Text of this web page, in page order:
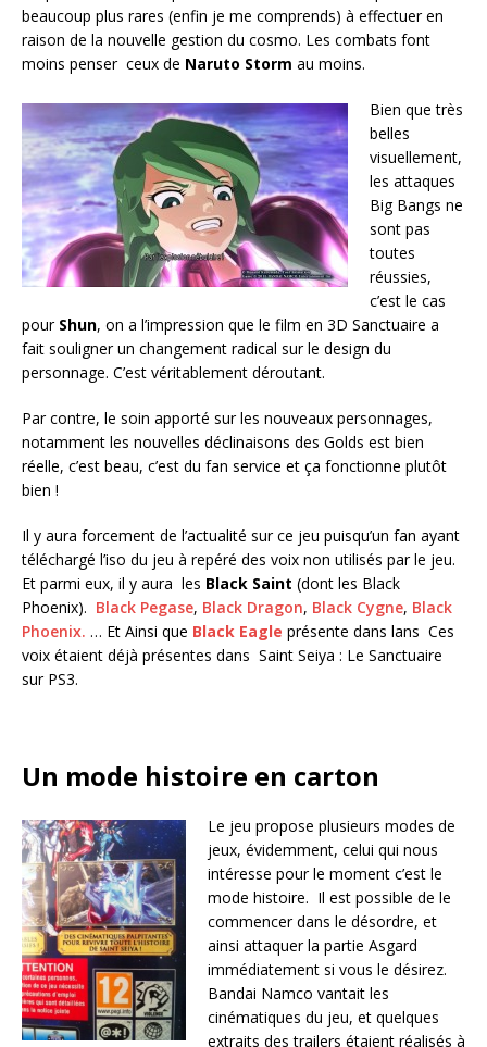
beaucoup plus rares (enfin je me comprends) à effectuer en
raison de la nouvelle gestion du cosmo. Les combats font
moins penser ceux de Naruto Storm au moins.
Bien que très
belles
visuellement,
les attaques
Big Bangs ne
sont pas
toutes
réussies,
c’est le cas
pour Shun, on a l’impression que le film en 3D Sanctuaire a
fait souligner un changement radical sur le design du
personnage. C’est véritablement déroutant.
Par contre, le soin apporté sur les nouveaux personnages,
notamment les nouvelles déclinaisons des Golds est bien
réelle, c’est beau, c’est du fan service et ça fonctionne plutôt
bien !
Il y aura forcement de l’actualité sur ce jeu puisqu’un fan ayant
téléchargé l’iso du jeu à repéré des voix non utilisés par le jeu.
Et parmi eux, il y aura les Black Saint (dont les Black
Phoenix). Black Pegase, Black Dragon, Black Cygne, Black
Phoenix. … Et Ainsi que Black Eagle présente dans lans Ces
voix étaient déjà présentes dans Saint Seiya : Le Sanctuaire
sur PS3.
Un mode histoire en carton
Le jeu propose plusieurs modes de
jeux, évidemment, celui qui nous
intéresse pour le moment c’est le
mode histoire. Il est possible de le
commencer dans le désordre, et
ainsi attaquer la partie Asgard
immédiatement si vous le désirez.
Bandai Namco vantait les
cinématiques du jeu, et quelques
extraits des trailers étaient réalisés à